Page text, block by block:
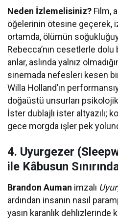
Neden İzlemelisiniz? Film,
öğelerinin ötesine geçerek,
ortamda, ölümün
Rebecca’nın cesetlerle dolu
anlar, aslında yalnız
sinemada nefesleri kesen
Willa Holland’ın
doğaüstü unsurları
İster dublajlı ister altyazılı;
gece morgda işler pek
4. Uyurgezer
ile Kâbusun
Brandon Auman imzalı
ardından insanın nasıl
yasın karanlık dehlizlerinde